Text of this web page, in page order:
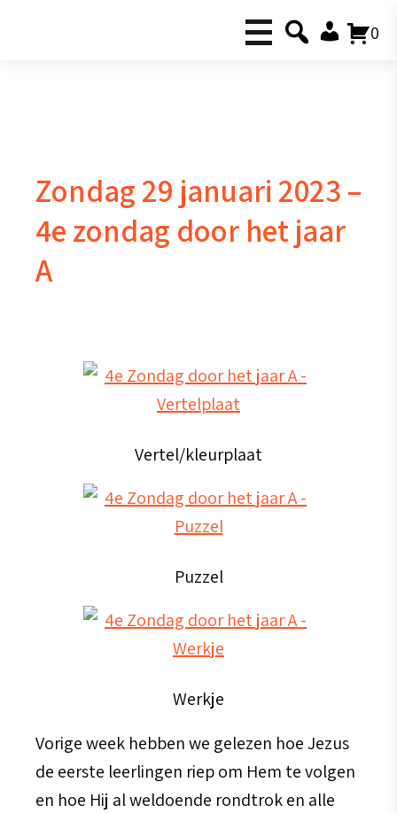
0
Zondag 29 januari 2023 –
4e zondag door het jaar
A
Vertel/kleurplaat
Puzzel
Werkje
Vorige week hebben we gelezen hoe Jezus
de eerste leerlingen riep om Hem te volgen
en hoe Hij al weldoende rondtrok en alle